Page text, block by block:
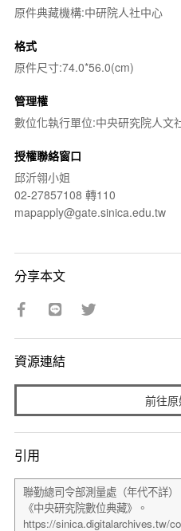
原件典藏機構:中研院人社中心
格式
原件尺寸:74.0*56.0(cm)
管理權
數位化執行單位:中央研究院人文
授權聯絡窗口
邱沂翎小姐
02-27857108 轉110
mapapply@gate.sinica.edu.tw
分享本文
資源連結
前往
引用